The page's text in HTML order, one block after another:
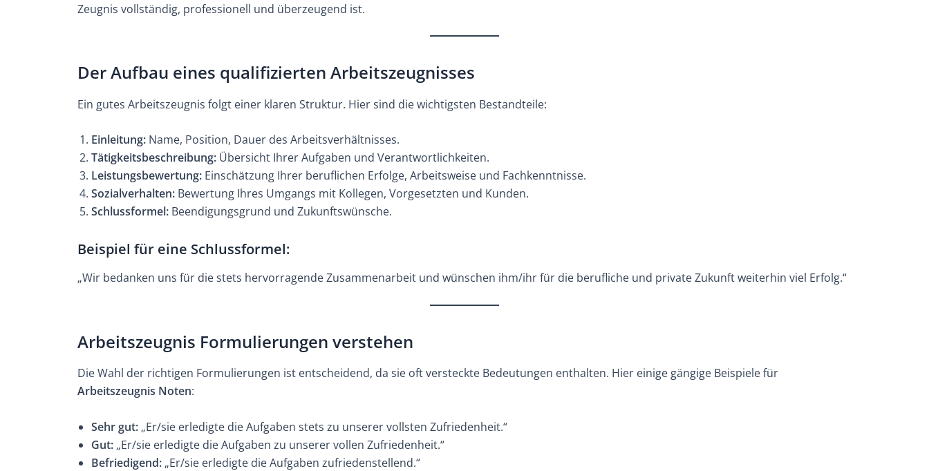
Zeugnis vollständig, professionell und überzeugend ist.
Der Aufbau eines qualifizierten Arbeitszeugnisses
Ein gutes Arbeitszeugnis folgt einer klaren Struktur. Hier sind die wichtigsten Bestandteile:
Einleitung: Name, Position, Dauer des Arbeitsverhältnisses.
Tätigkeitsbeschreibung: Übersicht Ihrer Aufgaben und Verantwortlichkeiten.
Leistungsbewertung: Einschätzung Ihrer beruflichen Erfolge, Arbeitsweise und Fachkenntnisse.
Sozialverhalten: Bewertung Ihres Umgangs mit Kollegen, Vorgesetzten und Kunden.
Schlussformel: Beendigungsgrund und Zukunftswünsche.
Beispiel für eine Schlussformel:
„Wir bedanken uns für die stets hervorragende Zusammenarbeit und wünschen ihm/ihr für die berufliche und private Zukunft weiterhin viel Erfolg.“
Arbeitszeugnis Formulierungen verstehen
Die Wahl der richtigen Formulierungen ist entscheidend, da sie oft versteckte Bedeutungen enthalten. Hier einige gängige Beispiele für
Arbeitszeugnis Noten:
Sehr gut: „Er/sie erledigte die Aufgaben stets zu unserer vollsten Zufriedenheit.“
Gut: „Er/sie erledigte die Aufgaben zu unserer vollen Zufriedenheit.“
Befriedigend: „Er/sie erledigte die Aufgaben zufriedenstellend.“